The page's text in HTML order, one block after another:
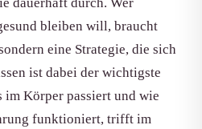
bleiben will, braucht
eine Strategie, die sich
ist dabei der wichtigste
im Körper passiert und wie
funktioniert, trifft im